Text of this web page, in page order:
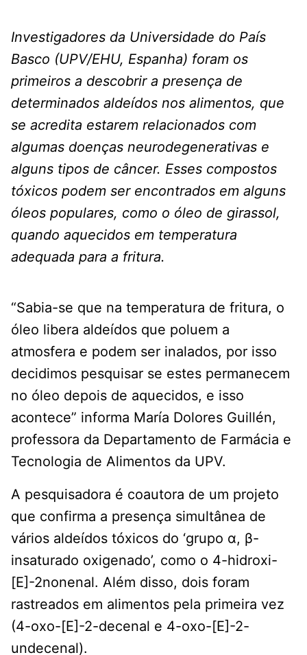
Investigadores da Universidade do País
Basco (UPV/EHU, Espanha) foram os
primeiros a descobrir a presença de
determinados aldeídos nos alimentos, que
se acredita estarem relacionados com
algumas doenças neurodegenerativas e
alguns tipos de câncer. Esses compostos
tóxicos podem ser encontrados em alguns
óleos populares, como o óleo de girassol,
quando aquecidos em temperatura
adequada para a fritura.
“Sabia-se que na temperatura de fritura, o
óleo libera aldeídos que poluem a
atmosfera e podem ser inalados, por isso
decidimos pesquisar se estes permanecem
no óleo depois de aquecidos, e isso
acontece” informa María Dolores Guillén,
professora da Departamento de Farmácia e
Tecnologia de Alimentos da UPV.
A pesquisadora é coautora de um projeto
que confirma a presença simultânea de
vários aldeídos tóxicos do ‘grupo α, β-
insaturado oxigenado’, como o 4-hidroxi-
[E]-2nonenal. Além disso, dois foram
rastreados em alimentos pela primeira vez
(4-oxo-[E]-2-decenal e 4-oxo-[E]-2-
undecenal).